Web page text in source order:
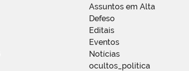
Assuntos em Alta
Defeso
Editais
Eventos
Notícias
ocultos_politica